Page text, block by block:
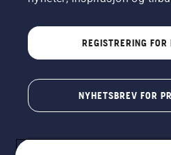
REGISTRERING
NYHETSBREV FOR